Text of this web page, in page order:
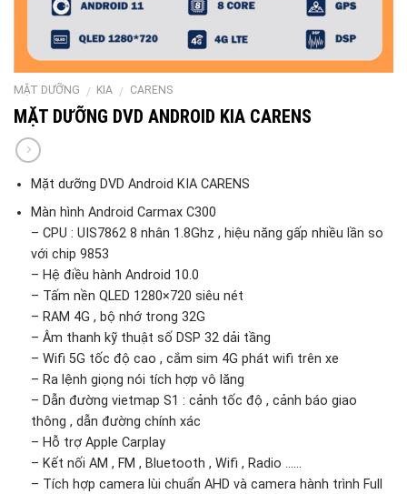
MẶT DƯỠNG / KIA / CARENS
MẶT DƯỠNG DVD ANDROID KIA CARENS
Mặt dưỡng DVD Android KIA CARENS
Màn hình Android Carmax C300
– CPU : UIS7862 8 nhân 1.8Ghz , hiệu năng gấp nhiều lần so
với chip 9853
– Hệ điều hành Android 10.0
– Tấm nền QLED 1280×720 siêu nét
– RAM 4G , bộ nhớ trong 32G
– Âm thanh kỹ thuật số DSP 32 dải tầng
– Wifi 5G tốc độ cao , cắm sim 4G phát wifi trên xe
– Ra lệnh giọng nói tích hợp vô lăng
– Dẫn đường vietmap S1 : cảnh tốc độ , cảnh báo giao
thông , dẫn đường chính xác
– Hỗ trợ Apple Carplay
– Kết nối AM , FM , Bluetooth , Wifi , Radio ……
– Tích hợp camera lùi chuẩn AHD và camera hành trình Full